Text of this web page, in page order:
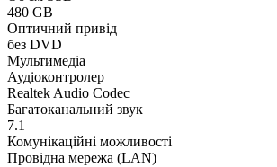
480 GB
Оптичний привід
без DVD
Мультимедіа
Аудіоконтролер
Realtek Audio Codec
Багатоканальний звук
7.1
Комунікаційні можливості
Провідна мережа (LAN)